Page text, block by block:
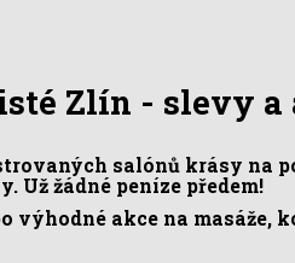
Zlín - slevy a
salónů krásy na
Už žádné peníze předem!
výhodné akce na